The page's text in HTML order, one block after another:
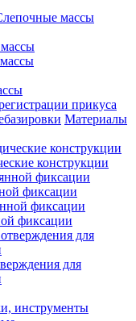
массы
прикуса
Материалы
конструкции
фиксации
фиксации
для
инструменты